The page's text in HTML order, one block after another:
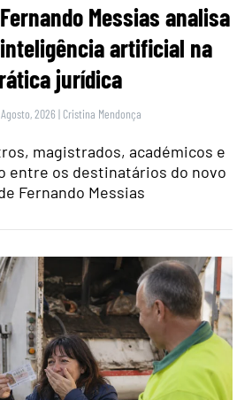
Messias analisa
artificial na
jurídica
2026 | Cristina Mendonça
magistrados, académicos e
entre os destinatários do novo
Fernando Messias